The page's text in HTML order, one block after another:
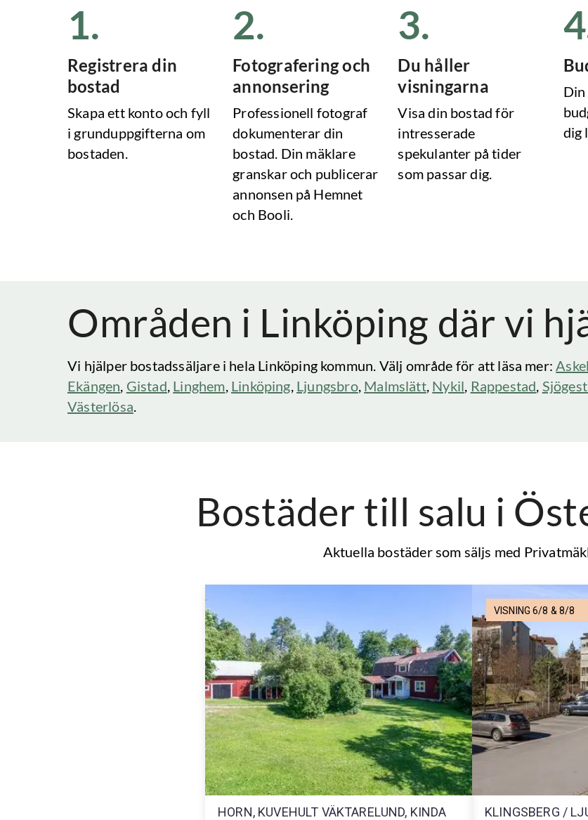
1.
Registrera din
bostad
Skapa ett konto och fyll
i grunduppgifterna om
bostaden.
2.
Fotografering och
annonsering
Professionell fotograf
dokumenterar din
bostad. Din mäklare
granskar och publicerar
annonsen på Hemnet
och Booli.
3.
Du håller
visningarna
Visa din bostad för
intresserade
spekulanter på tider
som passar dig.
4
dig
Områden i Linköping där vi
Vi hjälper bostadssäljare i hela Linköpingkommun. Välj område för att läsa mer:
Ekängen, Gistad, Linghem, Linköping, Ljungsbro, Malmslätt, Nykil, Rappestad,
Västerlösa.
Bostäder till salu i
Aktuella bostäder som säljs med
HORN, KUVEHULT VÄKTARELUND, KINDA
VISNING 6/8 & 8/8
KLINGSBERG /